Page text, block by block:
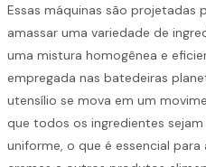
Essas máquinas são projetadas
amassar uma variedade de
uma mistura homogênea e
empregada nas batedeiras
utensílio se mova em um
que todos os ingredientes
uniforme, o que é essencial